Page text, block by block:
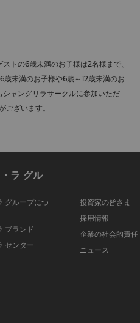
トの6歳未満のお子様は2名様まで、
未満のお子様や6歳～12歳未満のお
ャングリラサークルに参加いただ
ざいます。
ラ グル
グループにつ
ブランド
センター
投資家の皆さま
採用情報
企業の社会的責任
ニュース